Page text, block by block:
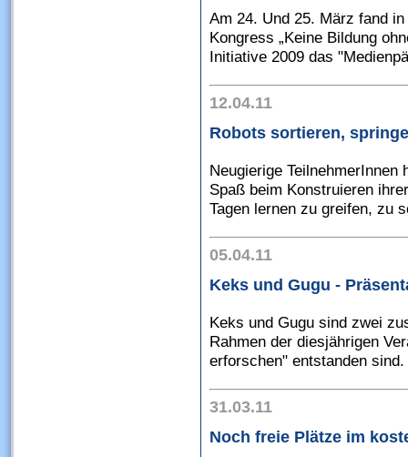
Am 24. Und 25. März fand
Kongress „Keine Bildung
Initiative 2009 das
12.04.11
Robots sortieren,
Neugierige
Spaß beim Konstruieren
Tagen lernen zu greifen, zu
05.04.11
Keks und Gugu -
Keks und Gugu sind zwei
Rahmen der diesjährigen
erforschen" entstanden
31.03.11
Noch freie Plätze im